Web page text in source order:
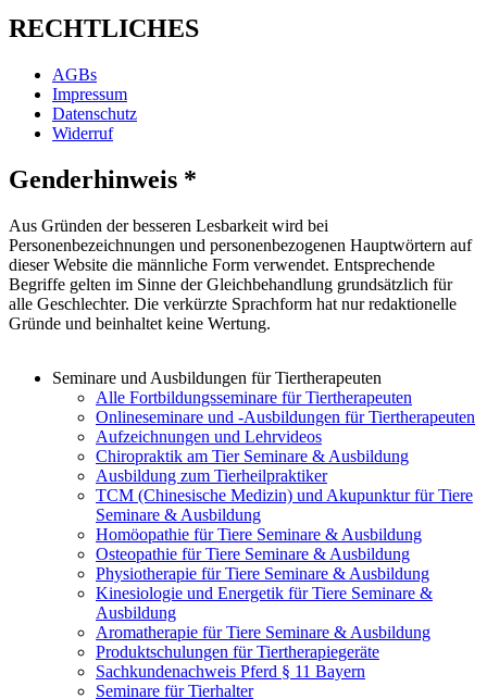
RECHTLICHES
AGBs
Impressum
Datenschutz
Widerruf
Genderhinweis *
Aus Gründen der besseren Lesbarkeit wird bei
Personenbezeichnungen und personenbezogenen Hauptwörtern auf
dieser Website die männliche Form verwendet. Entsprechende
Begriffe gelten im Sinne der Gleichbehandlung grundsätzlich für
alle Geschlechter. Die verkürzte Sprachform hat nur redaktionelle
Gründe und beinhaltet keine Wertung.
Seminare und Ausbildungen für Tiertherapeuten
Alle Fortbildungsseminare für Tiertherapeuten
Onlineseminare und -Ausbildungen für Tiertherapeuten
Aufzeichnungen und Lehrvideos
Chiropraktik am Tier Seminare & Ausbildung
Ausbildung zum Tierheilpraktiker
TCM (Chinesische Medizin) und Akupunktur für Tiere
Seminare & Ausbildung
Homöopathie für Tiere Seminare & Ausbildung
Osteopathie für Tiere Seminare & Ausbildung
Physiotherapie für Tiere Seminare & Ausbildung
Kinesiologie und Energetik für Tiere Seminare &
Ausbildung
Aromatherapie für Tiere Seminare & Ausbildung
Produktschulungen für Tiertherapiegeräte
Sachkundenachweis Pferd § 11 Bayern
Seminare für Tierhalter